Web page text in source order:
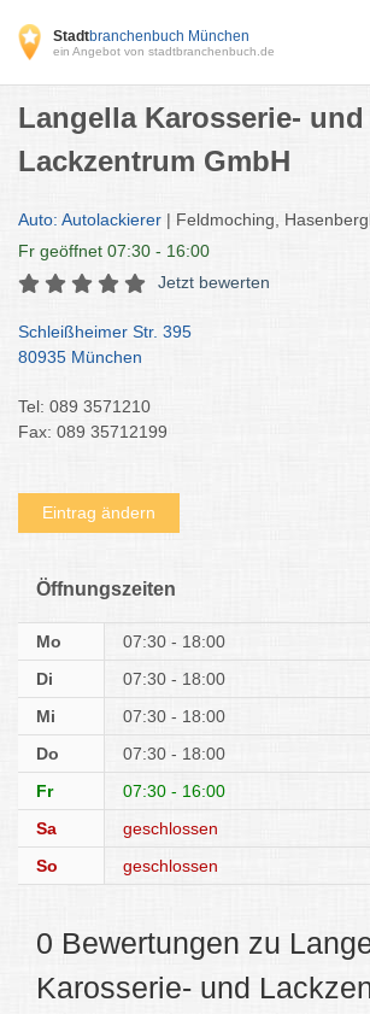
Stadtbranchenbuch München
ein Angebot von stadtbranchenbuch.de
Langella Karosserie- und
Lackzentrum GmbH
Auto: Autolackierer | Feldmoching,
Fr geöffnet 07:30 - 16:00
Jetzt bewerten
Schleißheimer Str. 395
80935 München
Tel: 089 3571210
Fax: 089 35712199
Eintrag ändern
Öffnungszeiten
Mo
07:30 - 18:00
Di
07:30 - 18:00
Mi
07:30 - 18:00
Do
07:30 - 18:00
Fr
07:30 - 16:00
Sa
geschlossen
So
geschlossen
0 Bewertungen zu
Karosserie- und